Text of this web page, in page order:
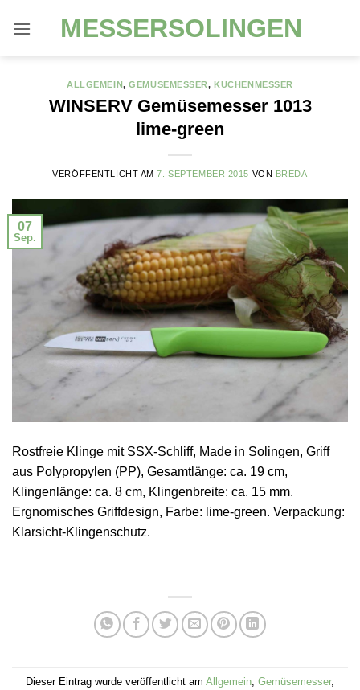
Inhalt
MESSERSOLINGEN
ALLGEMEIN,GEMÜSEMESSER,KÜCHENMESSER
WINSERV Gemüsemesser 1013
lime-green
VERÖFFENTLICHT AM7. SEPTEMBER 2015 VON BREDA
07
Sep.
Rostfreie Klinge mit SSX-Schliff, Made in Solingen, Griff
aus Polypropylen (PP), Gesamtlänge: ca. 19 cm,
Klingenlänge: ca. 8 cm, Klingenbreite: ca. 15 mm.
Ergnomisches Griffdesign, Farbe: lime-green. Verpackung:
Klarsicht-Klingenschutz.
Dieser Eintrag wurde veröffentlicht am Allgemein Gemüsemesser,